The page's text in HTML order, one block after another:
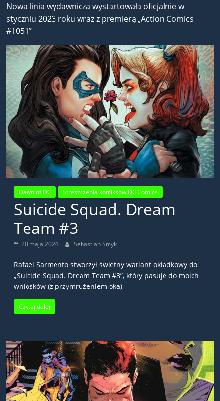
Nowa linia wydawnicza wystartowała oficjalnie w
styczniu 2023 roku wraz z premierą „Action Comics
#1051”
Dawn of DC Streszczenia komiksów DC Comics
Suicide Squad. Dream
Team #3
20 maja 2024 Sebastian Smyk
Rafael Sarmento stworzył świetny wariant okładkowy do
„Suicide Squad. Dream Team #3”, który pasuje do moich
wniosków (z przymrużeniem oka)
Czytaj dalej